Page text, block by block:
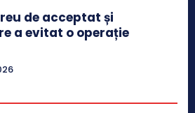
de acceptat și
a evitat o operație